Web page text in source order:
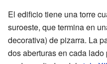
El edificio tiene una torre
suroeste, que termina en
decorativa) de pizarra. La
dos aberturas en cada